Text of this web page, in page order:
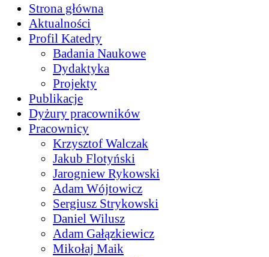
Strona główna
Aktualności
Profil Katedry
Badania Naukowe
Dydaktyka
Projekty
Publikacje
Dyżury pracowników
Pracownicy
Krzysztof Walczak
Jakub Flotyński
Jarogniew Rykowski
Adam Wójtowicz
Sergiusz Strykowski
Daniel Wilusz
Adam Gałązkiewicz
Mikołaj Maik